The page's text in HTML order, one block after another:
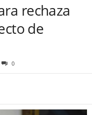
rechaza
de
0